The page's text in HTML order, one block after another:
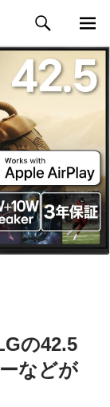
メイン
メニュ
ー
の42.5
などが